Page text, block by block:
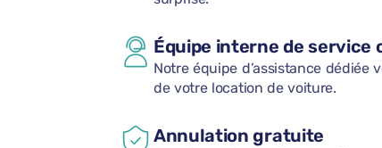
Équipe interne de service
Notre équipe d’assistance dédiée
de votre location de voiture.
Annulation gratuite